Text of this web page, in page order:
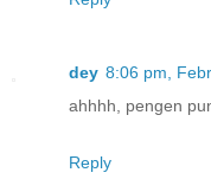
dey 8:06 pm,
ahhhh, pengen
Reply